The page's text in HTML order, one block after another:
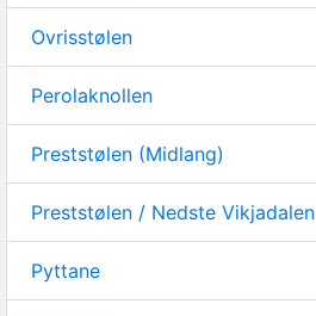
Ovrisstølen
Perolaknollen
Preststølen (Midlang)
Preststølen / Nedste Vikjadalen
Pyttane